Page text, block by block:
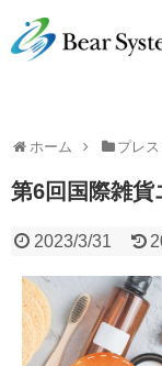
ホーム プレ
第6回国際雑貨
2023/3/31